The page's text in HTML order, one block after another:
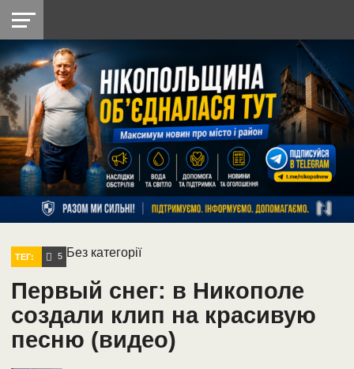
НІКОПОЛЬ
РАЙОН
СІЧЕСЛАВСЬКА
УКРАЇНА
РЕТРО
НІКОПОЛЬ
ЛАЙТ
УКРАЇНА
ДОПОМОГА
РАДІО
Без категорії
ТЕГ: 5
Первый снег: в Никополе
создали клип на красивую
песню (видео)